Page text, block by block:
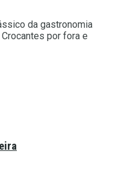
da gastronomia
por fora e